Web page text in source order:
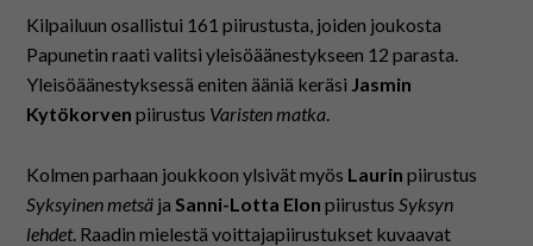
Kilpailuun osallistui 161 piirustusta, joiden joukosta
Papunetin raati valitsi yleisöäänestykseen 12 parasta.
Yleisöäänestyksessä eniten ääniä keräsi Jasmin
Kytökorven piirustus Varisten matka.
Kolmen parhaan joukkoon ylsivät myös Laurin piirustus
Syksyinen metsä ja Sanni-Lotta Elon piirustus Syksyn
lehdet. Raadin mielestä voittajapiirustukset kuvaavat